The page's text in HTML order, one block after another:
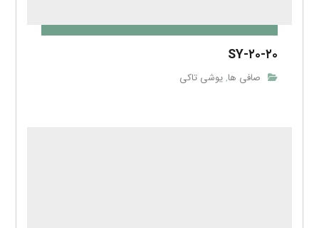
SY-۲۰-۲۰
صافی ها,یوشی تاکی